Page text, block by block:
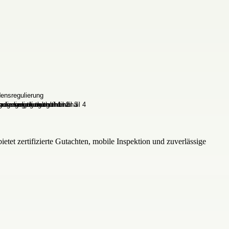
zertifizierte Gutachten, mobile Inspektion und zuverlässige